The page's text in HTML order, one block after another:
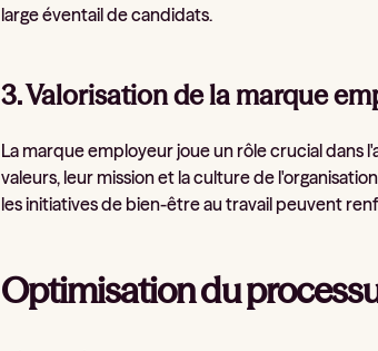
large éventail de candidats.
3. Valorisation de la marque
La marque employeur joue un rôle crucial
valeurs, leur mission et la culture de
les initiatives de bien-être au travail peuvent
Optimisation du